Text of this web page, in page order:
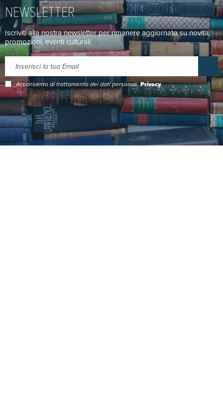
NEWSLETTER
Iscriviti alla nostra newsletter per rimanere aggiornato su novità,
promozioni, eventi culturali.
Acconsento al trattamento dei dati personali.Privacy